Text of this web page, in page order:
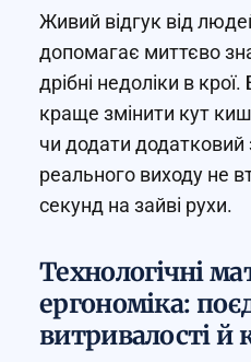
Живий відгук від
допомагає миттєво
дрібні недоліки в
краще змінити кут
чи додати
реального виходу не
секунд на зайві рухи.
Технологічні
ергономіка:
витривалості й